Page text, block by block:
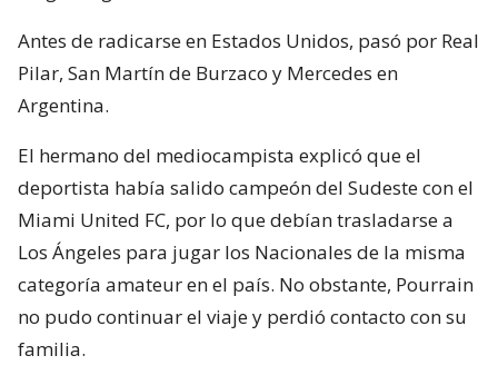
Antes de radicarse en Estados Unidos, pasó por Real
Pilar, San Martín de Burzaco y Mercedes en
Argentina.
El hermano del mediocampista explicó que el
deportista había salido campeón del Sudeste con el
Miami United FC, por lo que debían trasladarse a
Los Ángeles para jugar los Nacionales de la misma
categoría amateur en el país. No obstante, Pourrain
no pudo continuar el viaje y perdió contacto con su
familia.